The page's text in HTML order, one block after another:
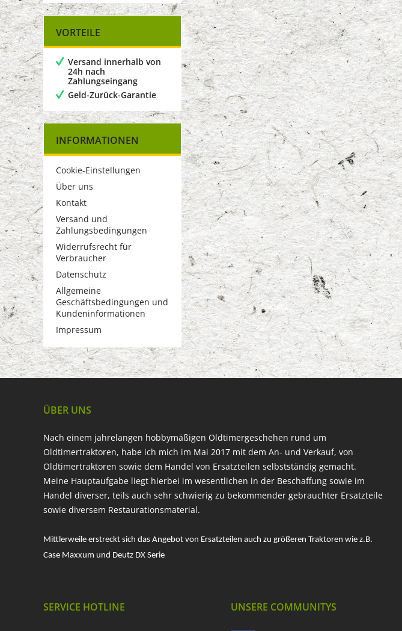
VORTEILE
Versand innerhalb von
24h nach
Zahlungseingang
Geld-Zurück-Garantie
INFORMATIONEN
Cookie-Einstellungen
Über uns
Kontakt
Versand und
Zahlungsbedingungen
Widerrufsrecht für
Verbraucher
Datenschutz
Allgemeine
Geschäftsbedingungen und
Kundeninformationen
Impressum
ÜBER UNS
Nach einem jahrelangen hobbymäßigen Oldtimergeschehen rund um
Oldtimertraktoren, habe ich mich im Mai 2017 mit dem An- und Verkauf, von
Oldtimertraktoren sowie dem Handel von Ersatzteilen selbstständig gemacht.
Meine Hauptaufgabe liegt hierbei im wesentlichen in der Beschaffung sowie im
Handel diverser, teils auch sehr schwierig zu bekommender gebrauchter Ersatzteile
sowie diversem Restaurationsmaterial.
Mittlerweile erstreckt sich das Angebot von Ersatzteilen auch zu größeren Traktoren wie z.B.
Case Maxxum und Deutz DX Serie
SERVICE HOTLINE UNSERE COMMUNITYS